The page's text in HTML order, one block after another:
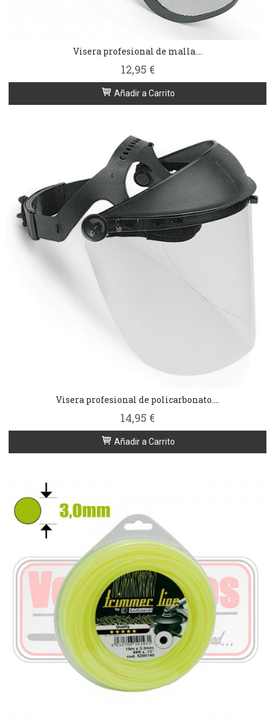
Visera profesional de malla....
12,95 €
Añadir a Carrito
Visera profesional de policarbonato....
14,95 €
Añadir a Carrito